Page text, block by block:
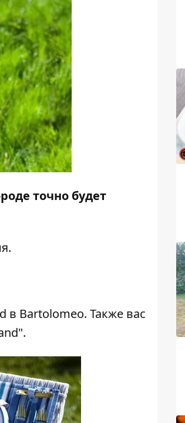
точно будет
в Bartolomeo. Также вас